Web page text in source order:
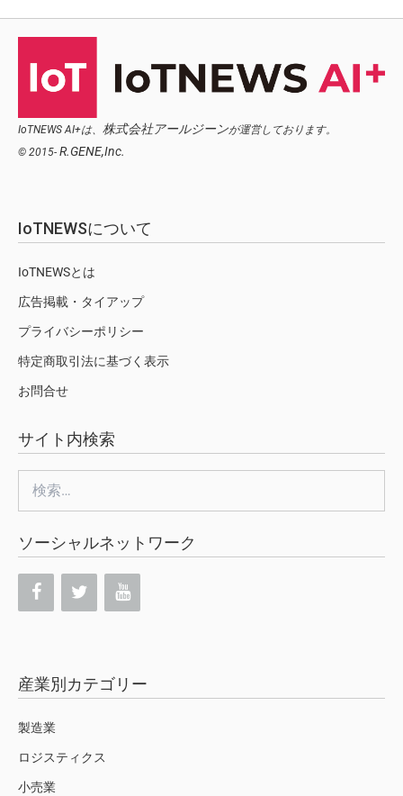
IoTNEWS AI+は、 株式会社アールジーンが運営しております。
© 2015- R.GENE,Inc.
IoTNEWSについて
IoTNEWSとは
広告掲載・タイアップ
プライバシーポリシー
特定商取引法に基づく表示
お問合せ
サイト内検索
索:
ソーシャルネットワーク
産業別カテゴリー
製造業
ロジスティクス
小売業